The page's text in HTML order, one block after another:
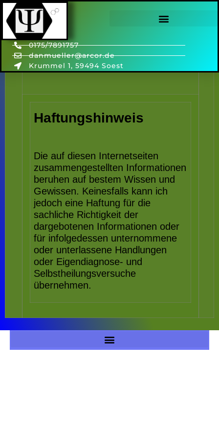
0175/7891757
danmueller@arcor.de
Krummel 1, 59494 Soest
Haftungshinweis
Haftungshinweis
Die auf diesen Internetseiten
zusammengestellten Informationen
beruhen auf bestem Wissen und
Gewissen. Keinesfalls kann ich
jedoch eine Haftung für die
sachliche Richtigkeit der
dargebotenen Informationen oder
für infolgedessen unternommene
oder unterlassene Handlungen
oder Eigendiagnose- und
Selbstheilungsversuche
übernehmen.